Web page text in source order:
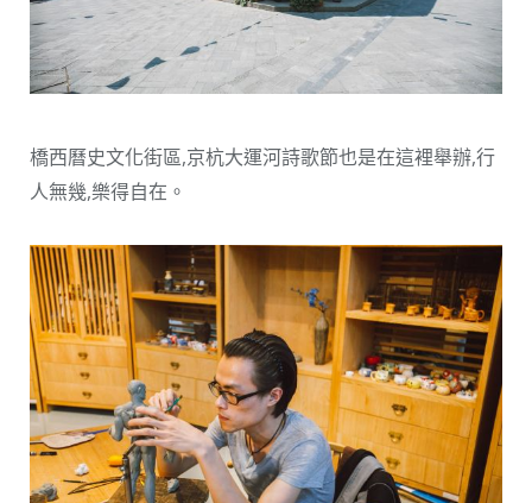
橋西曆史文化街區,京杭大運河詩歌節也是在這裡舉辦,行
人無幾,樂得自在。